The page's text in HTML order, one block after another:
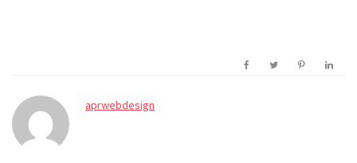
aprwebdesign